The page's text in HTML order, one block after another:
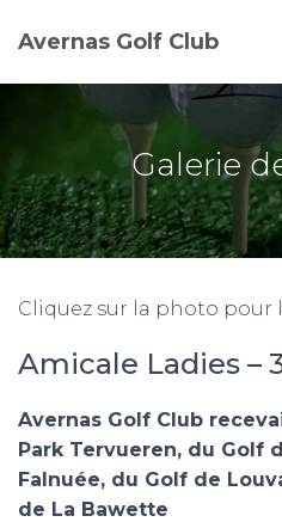
Avernas Golf Club
Galerie
Cliquez sur la photo pour
Amicale Ladies –
Avernas Golf Club
Park Tervueren, du Golf
Falnuée, du Golf de
de La Bawette